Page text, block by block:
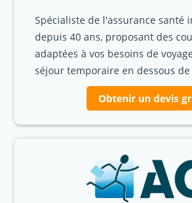
Spécialiste de l'assurance santé
depuis 40 ans, proposant des
adaptées à vos besoins de
séjour temporaire en dessous de
Obtenir un devis